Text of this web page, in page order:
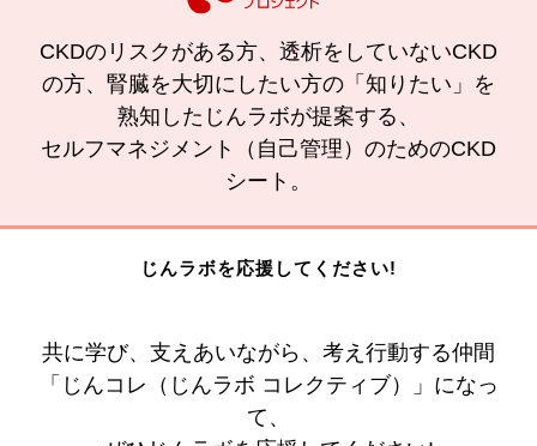
CKDのリスクがある方、透析をしていないCKD
の方、腎臓を大切にしたい方の「知りたい」を
熟知したじんラボが提案する、
セルフマネジメント（自己管理）のためのCKD
シート。
じんラボを応援してください!
共に学び、支えあいながら、考え行動する仲間
「じんコレ（じんラボ コレクティブ）」になっ
て、